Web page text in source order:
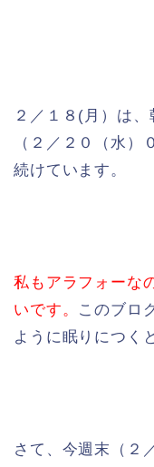
２／１８(月）は
（２／２０（水）
続けています。
私もアラフォーな
いです。 このブロ
ように眠りにつく
さて、今週末（２